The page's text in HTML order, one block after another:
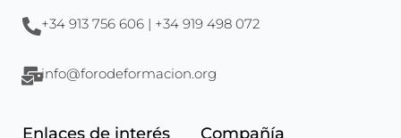
+34 913 756 606 | +34 919 498 072
info@forodeformacion.org
Enlaces de interés Compañía